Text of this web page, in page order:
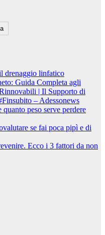
drenaggio linfatico
Guida Completa agli
| Il Supporto di
– Adessonews
peso serve perdere
se fai poca pipì e di
Ecco i 3 fattori da non